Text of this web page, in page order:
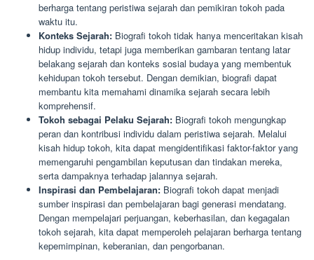
berharga tentang peristiwa sejarah dan pemikiran tokoh pada
waktu itu.
Konteks Sejarah: Biografi tokoh tidak hanya menceritakan kisah
hidup individu, tetapi juga memberikan gambaran tentang latar
belakang sejarah dan konteks sosial budaya yang membentuk
kehidupan tokoh tersebut. Dengan demikian, biografi dapat
membantu kita memahami dinamika sejarah secara lebih
komprehensif.
Tokoh sebagai Pelaku Sejarah: Biografi tokoh mengungkap
peran dan kontribusi individu dalam peristiwa sejarah. Melalui
kisah hidup tokoh, kita dapat mengidentifikasi faktor-faktor yang
memengaruhi pengambilan keputusan dan tindakan mereka,
serta dampaknya terhadap jalannya sejarah.
Inspirasi dan Pembelajaran: Biografi tokoh dapat menjadi
sumber inspirasi dan pembelajaran bagi generasi mendatang.
Dengan mempelajari perjuangan, keberhasilan, dan kegagalan
tokoh sejarah, kita dapat memperoleh pelajaran berharga tentang
kepemimpinan, keberanian, dan pengorbanan.